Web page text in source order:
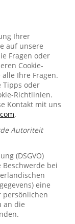
Ihrer
auf unsere
Fragen oder
Cookie-
Ihre Fragen.
oder
Richtlinien.
Kontakt mit uns
.
Autoriteit
(DSGVO)
bei
eine
persönlichen
an die